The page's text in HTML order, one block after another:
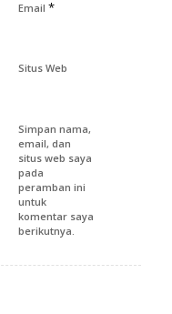
Email *
Situs Web
Simpan nama,
email, dan
situs web saya
pada
peramban ini
untuk
komentar saya
berikutnya.